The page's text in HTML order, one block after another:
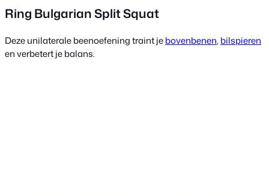
Ring Bulgarian Split Squat
Deze unilaterale beenoefening traint jebovenbenen,bilspieren
en verbetert je balans.